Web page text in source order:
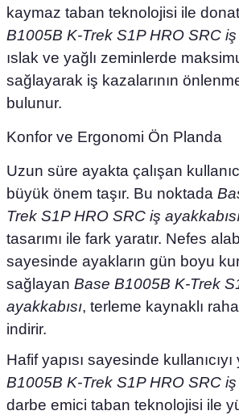
kaymaz taban teknolojisi ile
B1005B K-Trek S1P HRO SRC iş
ıslak ve yağlı zeminlerde
sağlayarak iş kazalarının
bulunur.
Konfor ve Ergonomi Ön Planda
Uzun süre ayakta çalışan
büyük önem taşır. Bu noktada
Trek S1P HRO SRC iş
tasarımı ile fark yaratır. Nefes
sayesinde ayakların gün boyu
sağlayan Base B1005B K-Trek
ayakkabısı, terleme kaynaklı
indirir.
Hafif yapısı sayesinde
B1005B K-Trek S1P HRO SRC iş
darbe emici taban teknolojisi ile